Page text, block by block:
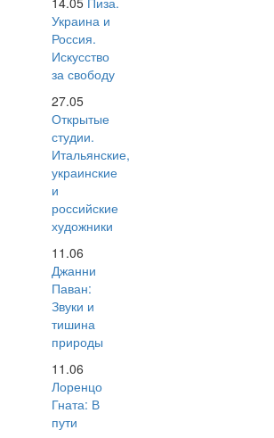
Украина и
Россия.
Искусство
за свободу
27.05
Открытые
студии.
Итальянские,
украинские
и
российские
художники
11.06
Джанни
Паван:
Звуки и
тишина
природы
11.06
Лоренцо
Гната: В
пути